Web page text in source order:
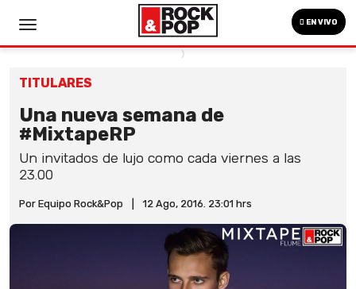
EN VIVO
TITULARES
Una nueva semana de
#MixtapeRP
Un invitados de lujo como cada viernes a las
23.00
Por Equipo Rock&Pop 12 Ago, 2016. 23:01 hrs